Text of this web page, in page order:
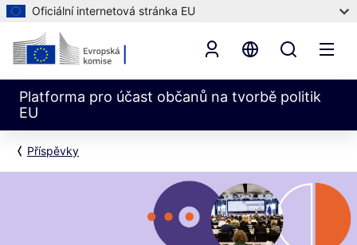
Oficiální internetová stránka EU
Platforma pro účast občanů na tvorbě politik
EU
Příspěvky